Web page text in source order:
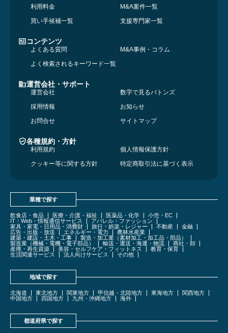
利用料金
M&A案件一覧
買い手候補一覧
支援専門家一覧
コンテンツ
よくある質問
M&A事例・コラム
よく検索されるキーワード一覧
運営会社・サポート
運営会社
数字で見るバトンズ
採用情報
お知らせ
お問合せ
サイトマップ
各種規約・方針
利用規約
個人情報保護方針
クッキー等に関する方針
特定商取引法に基づく表示
業種で探す
飲食店・食品 医療・介護・福祉 医薬品・化学
小売・EC
IT・Web・情報通信サービス
アパレル・ファッション
家具・家電・日用品・消費財
旅行・娯楽・レジャー 不動産
金融
広告・出版・放送
エネルギー・電力
農林水産業
建築・建設・土木・工事
製造・加工業（素材加工・加工品・部品）
製造業（機械・電機・電子部品）
輸送・運送・海運・物流
商社・卸
産廃・再生資源
美容・セルフケア・フィットネス
教育・保育
生活関連サービス
法人向けサービス その他
地域で探す
北海道 東北地方 関東地方 甲信越・北陸地方 東海地方
関西地方
中国地方
四国地方 九州・沖縄地方 海外
都道府県で探す